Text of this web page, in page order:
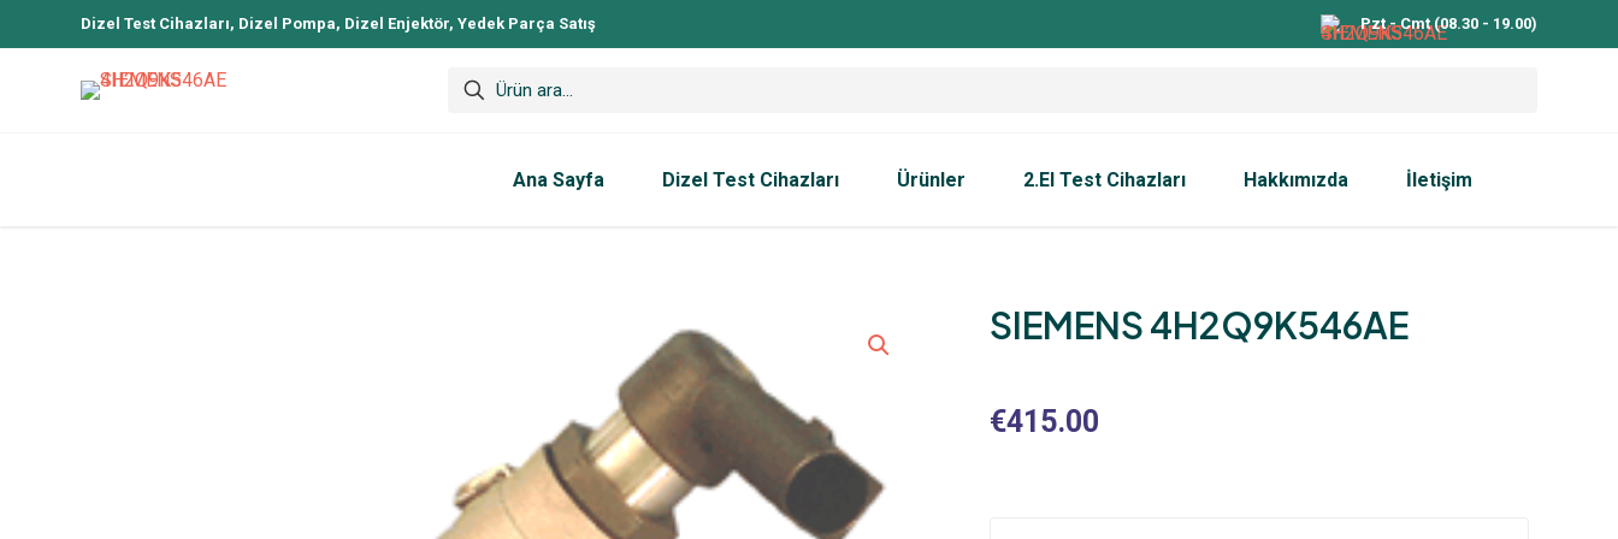
Dizel Test Cihazları, Dizel Pompa, Dizel Enjektör, Yedek Parça Satış Pzt - Cmt (08.30 - 19.00)
Ana Sayfa Dizel Test Cihazları Ürünler 2.El Test Cihazları Hakkımızda İletişim
SIEMENS 4H2Q9K546AE
€415.00